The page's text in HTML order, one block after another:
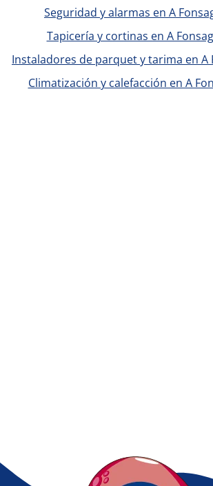
Seguridad y alarmas en A
Tapicería y cortinas en A
Instaladores de parquet y tarima en A
Climatización y calefacción en A